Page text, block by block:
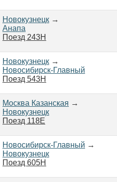
Новокузнецк →
Анапа
Поезд 243Н
Новокузнецк →
Новосибирск-Главный
Поезд 543Н
Москва Казанская →
Новокузнецк
Поезд 118Е
Новосибирск-Главный →
Новокузнецк
Поезд 605Н